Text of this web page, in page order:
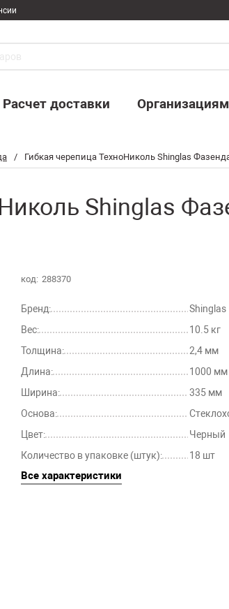
/ Гибкая черепица ТехноНиколь Shinglas
Shinglas
код: 288370
Бренд:
Shinglas
Вес:
10.5 кг
Толщина:
2,4 мм
Длина:
1000 мм
Ширина:
335 мм
Основа:
Цвет:
Черный
Количество в упаковке (штук):
18 шт
Все характеристики
Расчет доставки Организациям